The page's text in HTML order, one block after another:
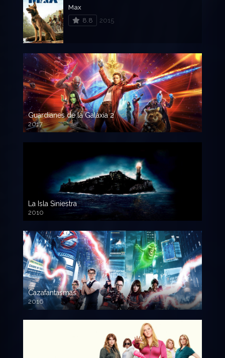
Max
8.8
2015
Guardianes de la Galaxia 2
2017
720p HD
La Isla Siniestra
2010
720p HD
Cazafantasmas
2016
720p HD